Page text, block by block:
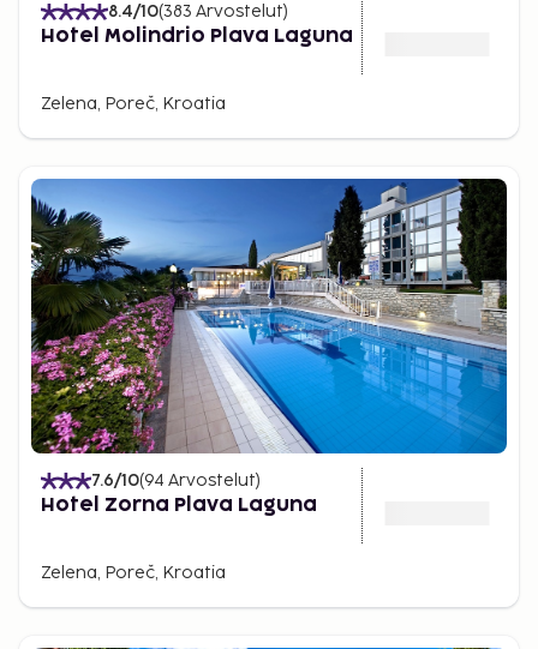
8.4/10(383 Arvostelut)
Hotel Molindrio Plava Laguna
Zelena, Poreč, Kroatia
7.6/10(94 Arvostelut)
Hotel Zorna Plava Laguna
Zelena, Poreč, Kroatia